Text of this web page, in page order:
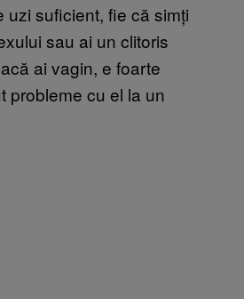
uzi suficient, fie că simți
sau ai un clitoris
ai vagin, e foarte
probleme cu el la un